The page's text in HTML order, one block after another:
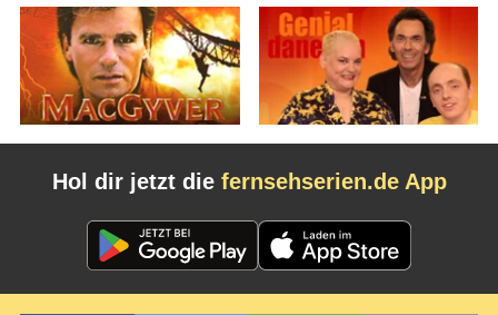
Hol dir jetzt die fernsehserien.de App